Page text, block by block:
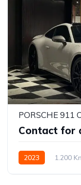
PORSCHE 911
Contact for
2023 1.200